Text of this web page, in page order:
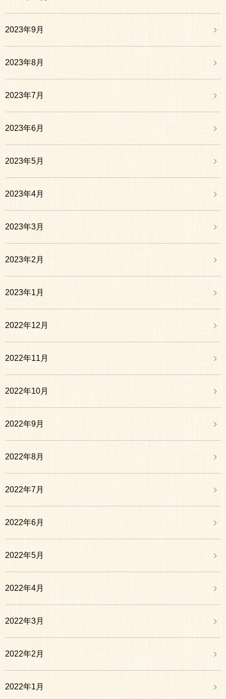
2023年9月
2023年8月
2023年7月
2023年6月
2023年5月
2023年4月
2023年3月
2023年2月
2023年1月
2022年12月
2022年11月
2022年10月
2022年9月
2022年8月
2022年7月
2022年6月
2022年5月
2022年4月
2022年3月
2022年2月
2022年1月